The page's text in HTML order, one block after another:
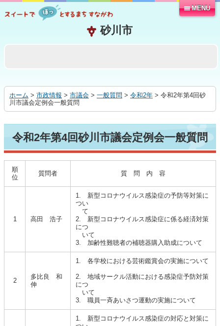
る
MENU
ホーム > 市政情報 > 市議会 > 一般質問 > 令和2年 > 令和2年第4回砂
川市議会定例会一般質問
令和2年第4回砂川市議会定例会一般質問
順
位
質問者 質 問 内 容
1 高田 浩子
1. 新型コロナウイルス感染症の予防等対策に
つい
て
2. 新型コロナウイルス感染症に係る経済対策
につ
いて
3. 加齢性難聴者の補聴器購入助成について
2
多比良 和
伸
1. 各学校における芸術鑑賞会の実施について
2. 地域サークル活動における感染症予防対策
につ
いて
3. 職員一斉あいさつ運動の実施について
1. 新型コロナウイルス感染症の対応と対策に